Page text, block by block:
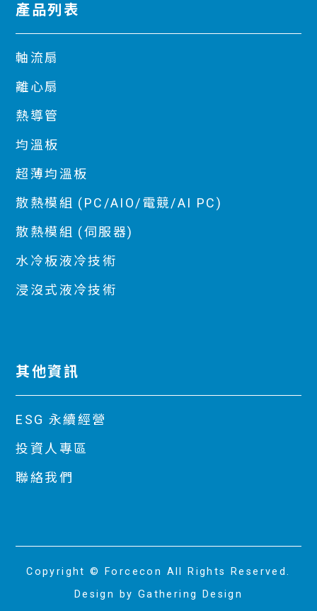
產品列表
軸流扇
離心扇
熱導管
均溫板
超薄均溫板
散熱模組 (PC/AIO/電競/AI PC)
散熱模組 (伺服器)
水冷板液冷技術
浸沒式液冷技術
其他資訊
ESG 永續經營
投資人專區
聯絡我們
Copyright © Forcecon All Rights Reserved.
Design by Gathering Design